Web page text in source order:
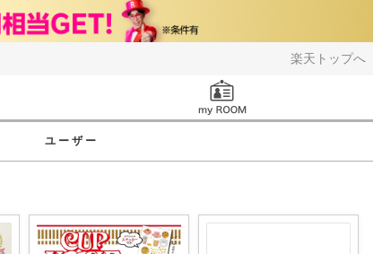
楽天トップへ
ユーザー